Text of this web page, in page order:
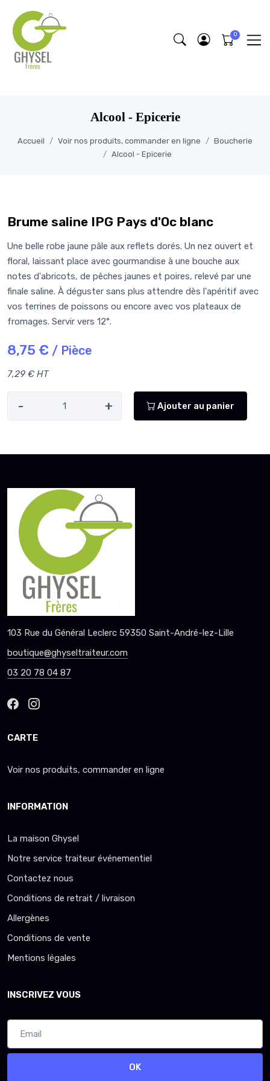
Alcool - Epicerie
Accueil Voir nos produits, commander en ligne
Boucherie
Alcool - Epicerie
Brume saline IPG Pays d'Oc blanc
Une belle robe jaune pâle aux reflets dorés. Un nez ouvert et
floral, laissant place avec gourmandise à une bouche aux
notes d'abricots, de pêches jaunes et poires, relevé par une
finale saline. À déguster sans plus attendre dès l'apéritif avec
vos terrines de poissons ou encore avec vos plateaux de
fromages. Servir vers 12°.
8,75 € / Pièce
7,29 € HT
- + Ajouter au panier
103 Rue du Général Leclerc 59350 Saint-André-lez-Lille
boutique@ghyseltraiteur.com
03 20 78 04 87
CARTE
Voir nos produits, commander en ligne
INFORMATION
La maison Ghysel
Notre service traiteur événementiel
Contactez nous
Conditions de retrait / livraison
Allergènes
Conditions de vente
Mentions légales
INSCRIVEZ VOUS
OK